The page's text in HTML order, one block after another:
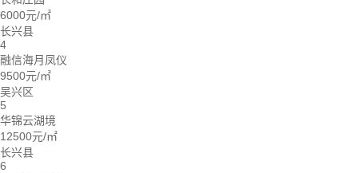
6000元/㎡
长兴县
4
融信海月凤仪
9500元/㎡
吴兴区
5
华锦云湖境
12500元/㎡
长兴县
6